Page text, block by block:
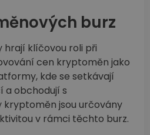
burz
klíčovou roli při
cen kryptoměn jako
kde se setkávají
a obchodují s
kryptoměn jsou určovány
v rámci těchto burz.